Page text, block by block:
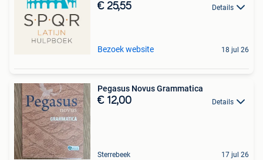
€ 25,55 Details
Bezoek website 18 jul 26
Pegasus Novus Grammatica
€ 12,00 Details
Sterrebeek 17 jul 26